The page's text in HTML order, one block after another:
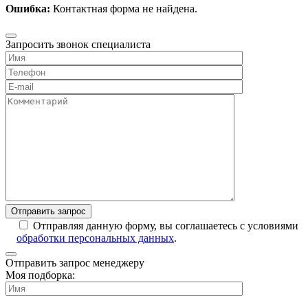
Ошибка: Контактная форма не найдена.
Запросить звонок специалиста
Отправляя данную форму, вы соглашаетесь с условиями
обработки персональных данных.
Отправить запрос менеджеру
Моя подборка: